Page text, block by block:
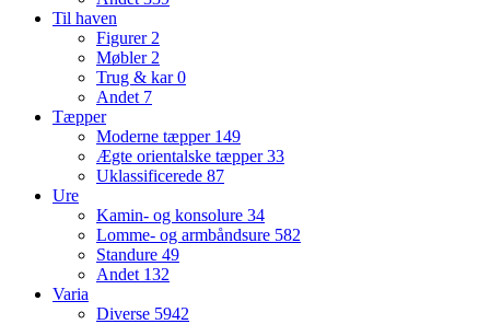
Til haven
Figurer2
Møbler2
Trug & kar0
Andet 7
Tæpper
Moderne tæpper 149
Ægte orientalske tæpper33
Uklassificerede 87
Ure
Kamin- og konsolure 34
Lomme- og armbåndsure 582
Standure 49
Andet 132
Varia
Diverse 5942